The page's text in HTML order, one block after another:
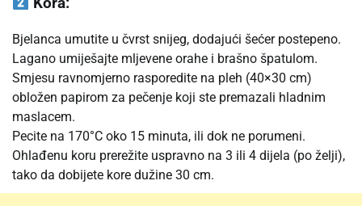
Bjelanca umutite u čvrst snijeg, dodajući šećer postepeno.
Lagano umiješajte mljevene orahe i brašno špatulom.
Smjesu ravnomjerno rasporedite na pleh (40×30 cm)
obložen papirom za pečenje koji ste premazali hladnim
maslacem.
Pecite na 170°C oko 15 minuta, ili dok ne porumeni.
Ohlađenu koru prerežite uspravno na 3 ili 4 dijela (po želji),
tako da dobijete kore dužine 30 cm.